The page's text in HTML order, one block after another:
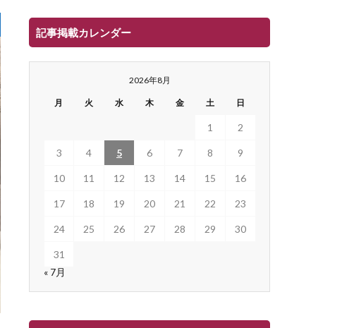
記事掲載カレンダー
2026年8月
月 火 水 木 金 土 日
1 2
3 4 5 6 7 8 9
10 11 12 13 14 15 16
17 18 19 20 21 22 23
24 25 26 27 28 29 30
31
« 7月